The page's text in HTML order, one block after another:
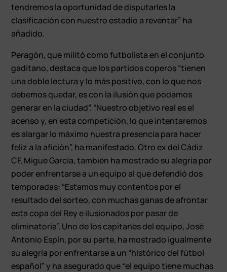
tendremos la oportunidad de disputarles la
clasificación con nuestro estadio a reventar” ha
añadido.
Peragón, que militó como futbolista en el conjunto
gaditano, destaca que los partidos coperos “tienen
una doble lectura y lo más positivo, con lo que nos
debemos quedar, es con la ilusión que podamos
generar en la ciudad”. “Nuestro objetivo real es el
acenso y, en esta competición, lo que intentaremos
es alargar lo máximo nuestra presencia para hacer
feliz a la afición”, ha manifestado. Otro ex del Cádiz
CF, Migue García, también ha mostrado su alegría por
poder enfrentarse a un equipo al que defendió dos
temporadas: “Estamos muy contentos por el
resultado del sorteo, con muchas ganas de afrontar
esta copa del Rey e ilusionados por pasar de
eliminatoria”. Uno de los capitanes del equipo, José
Antonio Espín, por su parte, ha mostrado igualmente
su alegría por enfrentarse a un “histórico del fútbol
español” y ha asegurado que “el equipo tiene muchas